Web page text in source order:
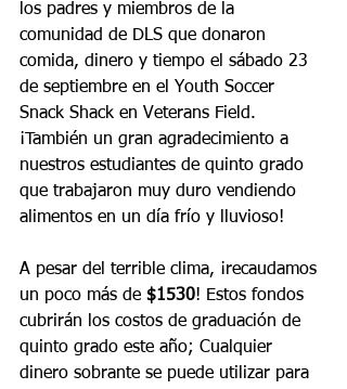
los padres y miembros de la
comunidad de DLS que donaron
comida, dinero y tiempo el sábado 23
de septiembre en el Youth Soccer
Snack Shack en Veterans Field.
¡También un gran agradecimiento a
nuestros estudiantes de quinto grado
que trabajaron muy duro vendiendo
alimentos en un día frío y lluvioso!
A pesar del terrible clima, ¡recaudamos
un poco más de $1530! Estos fondos
cubrirán los costos de graduación de
quinto grado este año; Cualquier
dinero sobrante se puede utilizar para